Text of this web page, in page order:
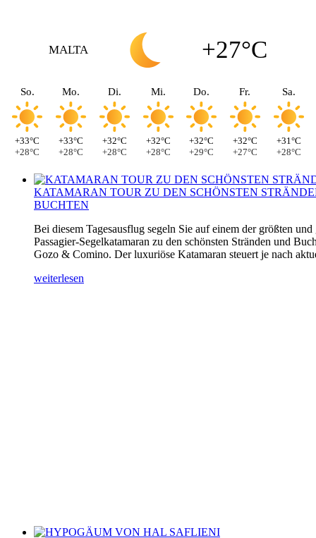
MALTA +27°C
So.
+33°C
+28°C
Mo.
+33°C
+28°C
Di.
+32°C
+28°C
Mi.
+32°C
+28°C
Do.
+32°C
+29°C
Fr.
+32°C
+27°C
Sa.
+31°C
+28°C
KATAMARAN TOUR ZU DEN SCHÖNSTEN
BUCHTEN
Bei diesem Tagesausflug segeln Sie auf einem der größten und
Passagier-Segelkatamaran zu den schönsten Stränden und
Gozo & Comino. Der luxuriöse Katamaran steuert je nach
weiterlesen